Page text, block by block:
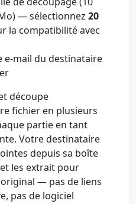
— sélectionnez 20
la compatibilité avec
e-mail du destinataire
découpe
fichier en plusieurs
partie en tant
Votre destinataire
depuis sa boîte
les extrait pour
— pas de liens
pas de logiciel